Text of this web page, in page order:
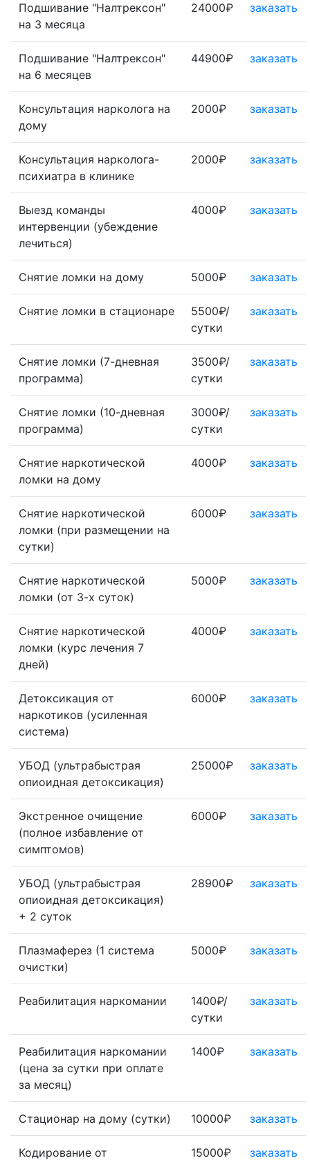
Подшивание "Налтрексон"
на 3 месяца
24000₽ заказать
Подшивание "Налтрексон"
на 6 месяцев
44900₽ заказать
Консультация нарколога на
дому
2000₽ заказать
Консультация нарколога-
психиатра в клинике
2000₽ заказать
Выезд команды
интервенции (убеждение
лечиться)
4000₽ заказать
Снятие ломки на дому 5000₽ заказать
Снятие ломки в стационаре
5500₽/
сутки
заказать
Снятие ломки (7-дневная
программа)
3500₽/
сутки
заказать
Снятие ломки (10-дневная
программа)
3000₽/
сутки
заказать
Снятие наркотической
ломки на дому
4000₽ заказать
Снятие наркотической
ломки (при размещении на
сутки)
6000₽ заказать
Снятие наркотической
ломки (от 3-х суток)
5000₽ заказать
Снятие наркотической
ломки (курс лечения 7
дней)
4000₽ заказать
Детоксикация от
наркотиков (усиленная
система)
6000₽ заказать
УБОД (ультрабыстрая
опиоидная детоксикация)
25000₽ заказать
Экстренное очищение
(полное избавление от
симптомов)
6000₽ заказать
УБОД (ультрабыстрая
опиоидная детоксикация)
+ 2 суток
28900₽ заказать
Плазмаферез (1 система
очистки)
5000₽ заказать
Реабилитация наркомании
1400₽/
сутки
заказать
Реабилитация наркомании
(цена за сутки при оплате
за месяц)
1400₽ заказать
Стационар на дому (сутки) 10000₽ заказать
Кодирование от
15000₽ заказать